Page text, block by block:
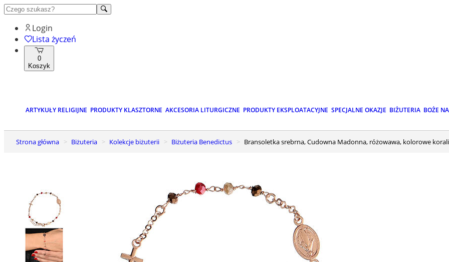
Login
Lista życzeń
0
Koszyk
ARTYKUŁY RELIGIJNE PRODUKTY KLASZTORNE AKCESORIA LITURGICZNE PRODUKTY EKSPLOATACYJNE SPECJALNE OKAZJE BIŻUTERIA BOŻE
Strona główna Biżuteria Kolekcje biżuterii Biżuteria Benedictus Bransoletka srebrna, Cudowna Madonna, różowawa, kolorowe